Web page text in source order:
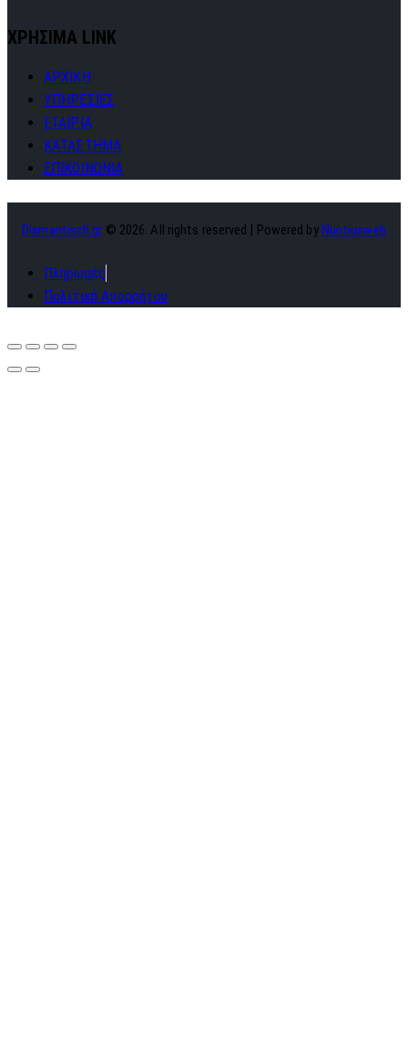
ΧΡΗΣΙΜΑ LINK
ΑΡΧΙΚΗ
ΥΠΗΡΕΣΙΕΣ
ΕΤΑΙΡΙΑ
ΚΑΤΑΣΤΗΜΑ
ΕΠΙΚΟΙΝΩΝΙΑ
Diamantisch.gr © 2026. All rights reserved | Powered byNuntiusweb
Πληρωμές
Πολιτική Απορρήτου